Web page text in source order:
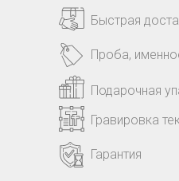
Быстрая
Подарочная
Гравировка
Проба,
Гарантия